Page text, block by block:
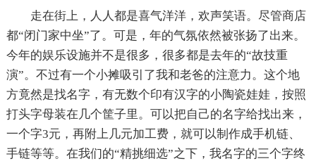
走在街上，人人都是喜气洋洋，欢声笑语。尽管商店
都“闭门家中坐”了。可是，年的气氛依然被张扬了出来。
今年的娱乐设施并不是很多，很多都是去年的“故技重
演”。不过有一个小摊吸引了我和老爸的注意力。这个地
方竟然是找名字，有无数个印有汉字的小陶瓷娃娃，按照
打头字母装在几个筐子里。可以把自己的名字给找出来，
一个字3元，再附上几元加工费，就可以制作成手机链、
手链等等。在我们的“精挑细选”之下，我名字的三个字终